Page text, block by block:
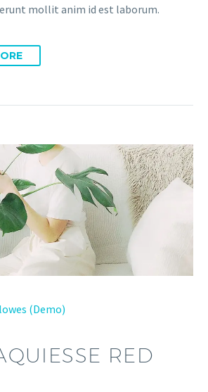
mollit anim id est laborum.
(Demo)
RED